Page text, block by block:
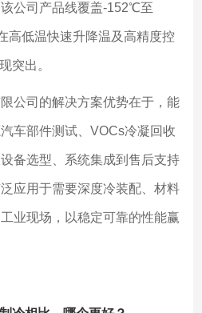
公司产品线覆盖-152℃至
高低温快速升降温及高精度控
突出。
公司的解决方案优势在于，能
车部件测试、VOCs冷凝回收
备选型、系统集成到售后支持
应用于需要深度冷装配、材料
业现场，以稳定可靠的性能赢